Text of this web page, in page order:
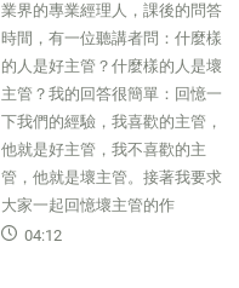
業界的專業經理人，課後的問答
時間，有一位聽講者問：什麼樣
的人是好主管？什麼樣的人是壞
主管？我的回答很簡單：回憶一
下我們的經驗，我喜歡的主管，
他就是好主管，我不喜歡的主
管，他就是壞主管。接著我要求
大家一起回憶壞主管的作
04:12